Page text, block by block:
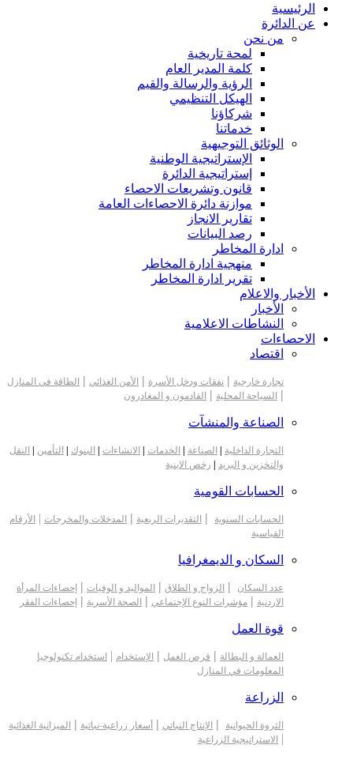
الرئيسية
عن الدائرة
من نحن
لمحة تاريخية
كلمة المدير العام
الرؤية والرسالة والقيم
الهيكل التنظيمي
شركاؤنا
خدماتنا
الوثائق التوجيهية
الإستراتيجية الوطنية
إستراتيجية الدائرة
قانون وتشريعات الاحصاء
موازنة دائرة الاحصاءات العامة
تقارير الانجاز
رصد البيانات
ادارة المخاطر
منهجية ادارة المخاطر
تقرير ادارة المخاطر
الأخبار والاعلام
الأخبار
النشاطات الاعلامية
الاحصاءات
اقتصاد
تجارة خارجية | نفقات ودخل الأسرة | الأمن الغذائي | الطاقة في المنازل
| السياحة المحلية | القادمون و المغادرون
الصناعة والمنشآت
التجارة الداخلية الصناعة الخدمات الانشاءات البنوك التأمين
النقل
والتخزين و البريد
رخص الابنية
الحسابات القومية
الحسابات السنوية | التقديرات الربعية | المدخلات والمخرجات |
الأرقام
القياسية
السكان و الديمغرافيا
عدد السكان | الزواج و الطلاق | المواليد و الوفيات | إحصاءات المرأة
الاردنية | مؤشرات النوع الإجتماعي | الصحة الأسرية | إحصاءات الفقر
قوة العمل
العمالة و البطالة | فرص العمل | الإستخدام |
استخدام تكنولوجيا
المعلومات في المنازل
الزراعة
الثروة الحيوانية | الإنتاج النباتي | أسعار زراعية-نباتية | الميزانية الغذائية
| الاستراتيجية الزراعية